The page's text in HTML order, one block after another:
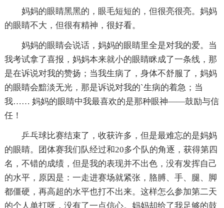
妈妈的眼睛黑黑的，眼毛短短的，但很亮很亮。妈妈
的眼睛不大，但很有精神，很好看。
妈妈的眼睛会说话，妈妈的眼睛里全是对我的爱。当
我考试拿了喜报，妈妈本来就小的眼睛眯成了一条线，那
是在诉说对我的赞扬；当我生病了，身体不舒服了，妈妈
的眼睛会黯淡无光，那是诉说对我的`生病的着急；当
我…… 妈妈的眼睛中我最喜欢的是那种眼神——鼓励与信
任！
乒乓球比赛结束了，收获许多，但是最难忘的是妈妈
的眼睛。团体赛我们队经过和20多个队的角逐，获得第四
名，不错的成绩，但是我的表现并不出色，没有发挥自己
的水平，原因是：一走进赛场就紧张，胳膊、手、腿、脚
都僵硬，再高超的水平也打不出来。这样怎么参加第二天
的个人单打呀，没有了一点信心。妈妈却给了我足够的鼓